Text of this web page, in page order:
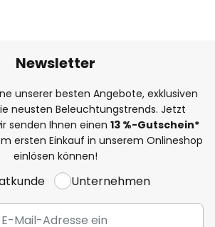
Newsletter
unserer besten Angebote, exklusiven
neusten Beleuchtungstrends. Jetzt
senden Ihnen einen 13 %-Gutschein*
ersten Einkauf in unserem Onlineshop
einlösen können!
Unternehmen